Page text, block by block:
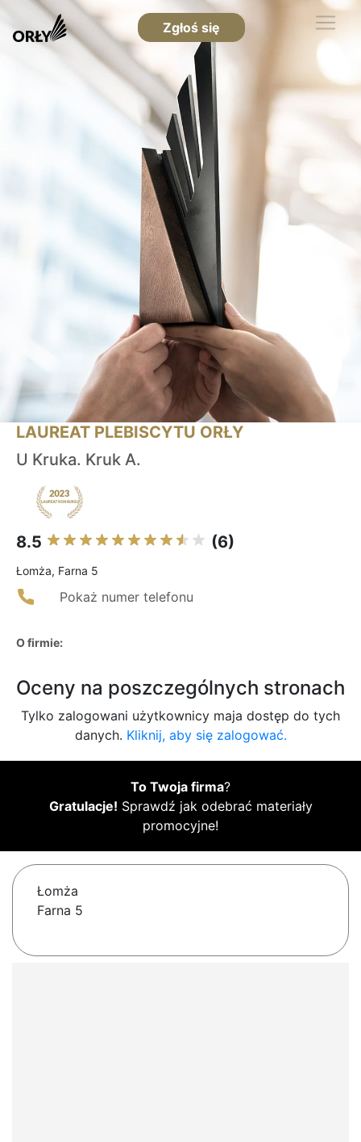
Zgłoś się
LAUREAT PLEBISCYTU ORŁY
U Kruka. Kruk A.
8.5 (6)
Łomża, Farna 5
Pokaż numer telefonu
O firmie:
Oceny na poszczególnych stronach
Tylko zalogowani użytkownicy maja dostęp do tych
danych. Kliknij, aby się zalogować.
To Twoja firma?
Gratulacje! Sprawdź jak odebrać materiały
promocyjne!
Łomża
Farna 5